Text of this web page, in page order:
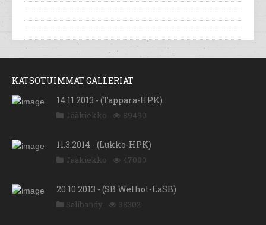
KATSOTUIMMAT GALLERIAT
14.11.2013 - (Tappara-HPK)
Jääkiekko 89490
11.3.2014 - (Lukko-HPK)
Jääkiekko 47080
20.10.2013 - (SB Welhot-LaSB)
Salibandy 38302